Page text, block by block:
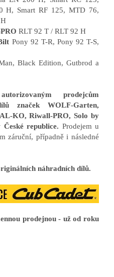
H, Smart RF 125, MTD 76,
RLT 92 T / RLT 92 H
Pony 92 T-R, Pony 92 T-S,
Black Edition, Gutbrod a
prodejcům
značek WOLF-Garten,
KO, Riwall-PRO, Solo by
republice. Prodejem u
záruční, případně i následné
náhradních dílů.
prodejnou - už od roku